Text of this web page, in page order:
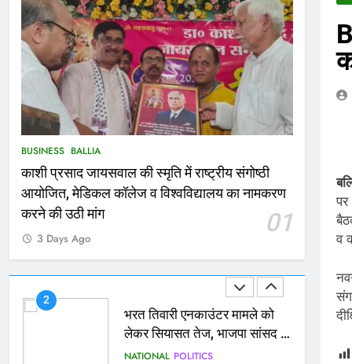
BUSINESS BALLIA
काशी प्रसाद जायसवाल की स्मृति में राष्ट्रीय संगोष्ठी
आयोजित, मेडिकल कॉलेज व विश्वविद्यालय का नामकरण
करने की उठी मांग
01
3 Days Ago
166
Ballia : कर्ज के बोझ तले दबे
कारोबारी ने फांसी लगाकर दी जान
NATIONAL बलिया
167
Ballia : थैंक्यू बलिया पुलिस: पीड़िता
NATIONAL बलिया
1
कोचिंग सेंटर में लगी भीषण आग, जान
कई घायल
2
भरत तिवारी एनकाउंटर मामले को
लेकर सियासत तेज, भाजपा सांसद ने
बताई हत्या
NATIONAL POLITICS
पर
व